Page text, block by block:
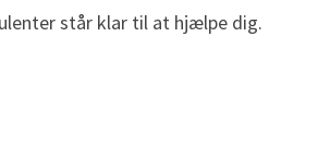
står klar til at hjælpe dig.